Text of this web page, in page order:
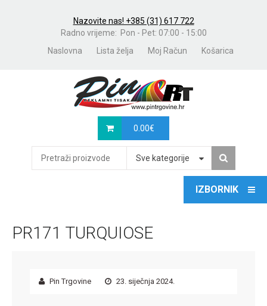
Nazovite nas! +385 (31) 617 722
Radno vrijeme: Pon - Pet: 07:00 - 15:00
Naslovna
Lista želja Moj Račun Košarica
0.00€
Sve kategorije
PR171 TURQUIOSE
Pin Trgovine 23. siječnja 2024.